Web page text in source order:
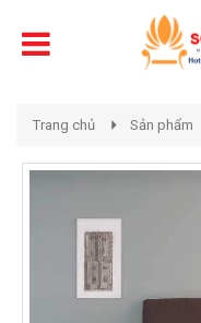
Trang chủ Sản phẩm